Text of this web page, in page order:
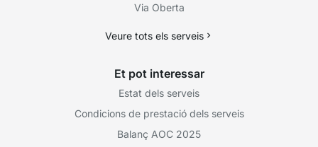
Via Oberta
Veure tots els serveis
Et pot interessar
Estat dels serveis
Condicions de prestació dels serveis
Balanç AOC 2025